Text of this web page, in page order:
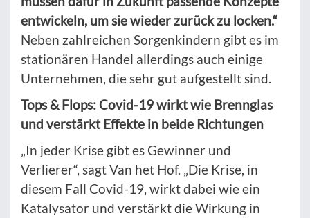
entwickeln, um sie wieder zurück zu locken.“
Neben zahlreichen Sorgenkindern gibt es im
stationären Handel allerdings auch einige
Unternehmen, die sehr gut aufgestellt sind.
Tops & Flops: Covid-19 wirkt wie Brennglas
und verstärkt Effekte in beide Richtungen
„In jeder Krise gibt es Gewinner und
Verlierer“, sagt Van het Hof. „Die Krise, in
diesem Fall Covid-19, wirkt dabei wie ein
Katalysator und verstärkt die Wirkung in